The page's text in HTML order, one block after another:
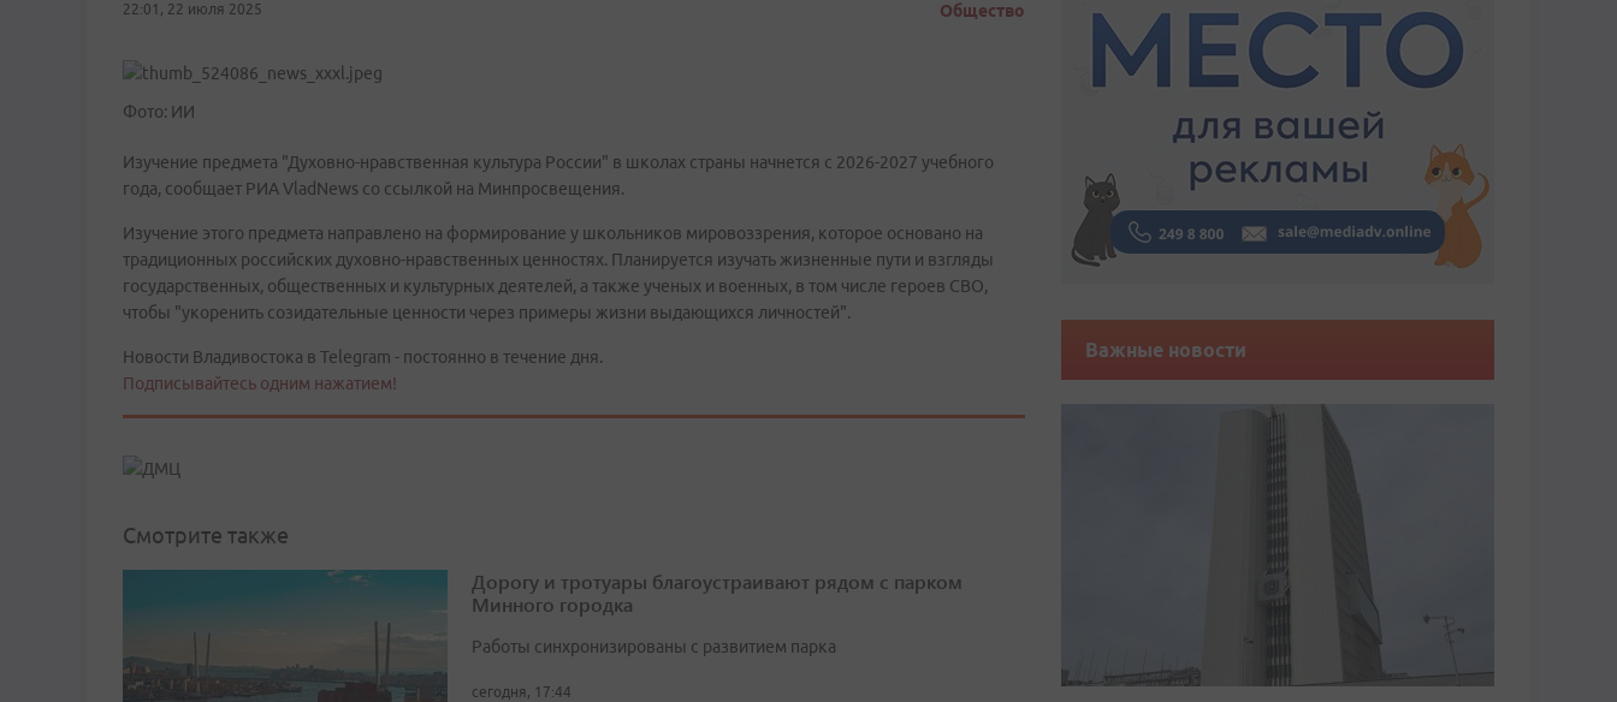
22:01, 22 июля 2025 Общество
Фото: ИИ
Изучение предмета "Духовно-нравственная культура России" в школах страны начнется с 2026-2027 учебного
года, сообщает РИА VladNews со ссылкой на Минпросвещения.
Изучение этого предмета направлено на формирование у школьников мировоззрения, которое основано на
традиционных российских духовно-нравственных ценностях. Планируется изучать жизненные пути и взгляды
государственных, общественных и культурных деятелей, а также ученых и военных, в том числе героев СВО,
чтобы "укоренить созидательные ценности через примеры жизни выдающихся личностей".
Новости Владивостока в Telegram - постоянно в течение дня.
Подписывайтесь одним нажатием!
Смотрите также
Дорогу и тротуары благоустраивают рядом с парком
Минного городка
Работы синхронизированы с развитием парка
сегодня, 17:44
Важные новости